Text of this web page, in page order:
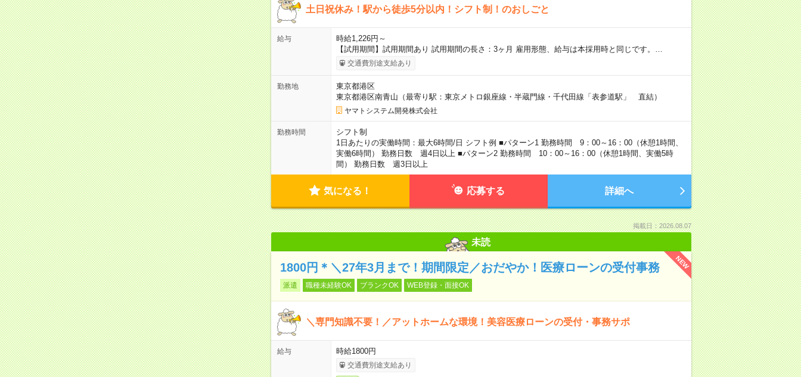
土日祝休み！駅から徒歩5分以内！シフト制！のおしごと
給与
時給1,226円～
【試用期間】試用期間あり 試用期間の長さ：3ヶ月 雇用形態、給与は本採用時と同じです。…
交通費別途支給あり
勤務地
東京都港区
東京都港区南青山（最寄り駅：東京メトロ銀座線・半蔵門線・千代田線「表参道駅」 直結）
ヤマトシステム開発株式会社
勤務時間
シフト制
1日あたりの実働時間：最大6時間/日 シフト例 ■パターン1 勤務時間 9：00～16：00（休憩1時間、
実働6時間） 勤務日数 週4日以上 ■パターン2 勤務時間 10：00～16：00（休憩1時間、実働5時
間） 勤務日数 週3日以上
気になる！ 応募する 詳細へ
掲載日：2026.08.07
未読
NEW
1800円＊＼27年3月まで！期間限定／おだやか！医療ローンの受付事務
派遣 職種未経験OK ブランクOK WEB登録・面接OK
＼専門知識不要！／アットホームな環境！美容医療ローンの受付・事務サポ
給与 時給1800円
交通費別途支給あり